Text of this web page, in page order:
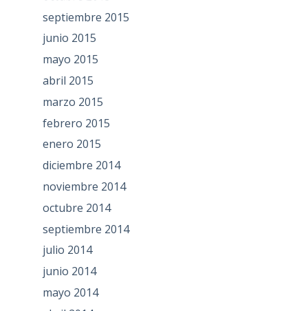
septiembre 2015
junio 2015
mayo 2015
abril 2015
marzo 2015
febrero 2015
enero 2015
diciembre 2014
noviembre 2014
octubre 2014
septiembre 2014
julio 2014
junio 2014
mayo 2014